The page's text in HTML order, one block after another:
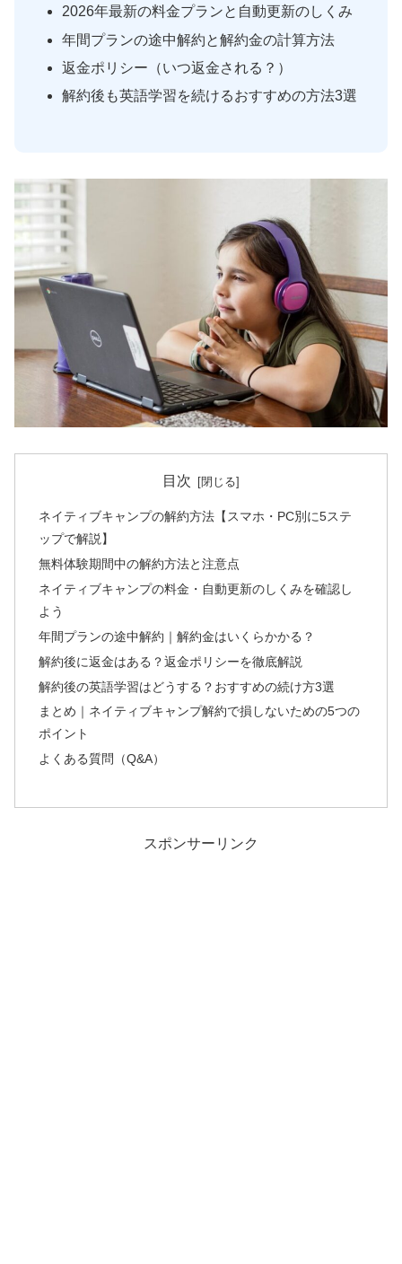
2026年最新の料金プランと自動更新のしくみ
年間プランの途中解約と解約金の計算方法
返金ポリシー（いつ返金される？）
解約後も英語学習を続けるおすすめの方法3選
目次
ネイティブキャンプの解約方法【スマホ・PC別に5ステ
ップで解説】
無料体験期間中の解約方法と注意点
ネイティブキャンプの料金・自動更新のしくみを確認し
よう
年間プランの途中解約｜解約金はいくらかかる？
解約後に返金はある？返金ポリシーを徹底解説
解約後の英語学習はどうする？おすすめの続け方3選
まとめ｜ネイティブキャンプ解約で損しないための5つの
ポイント
よくある質問（Q&A）
スポンサーリンク